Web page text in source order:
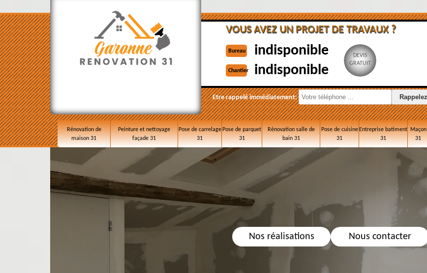
VOUS AVEZ UN PROJET DE TRAVAUX ?
Bureau indisponible
Chantier indisponible
DEVIS
GRATUIT
Etre rappelé immédiatement:
Rénovation de
maison 31
Peinture et nettoyage
façade 31
Pose de carrelage
31
Pose de parquet
31
Rénovation salle de
bain 31
Pose de cuisine
31
Entreprise batiment
31
Maçon
31
Nos réalisations Nous contacter